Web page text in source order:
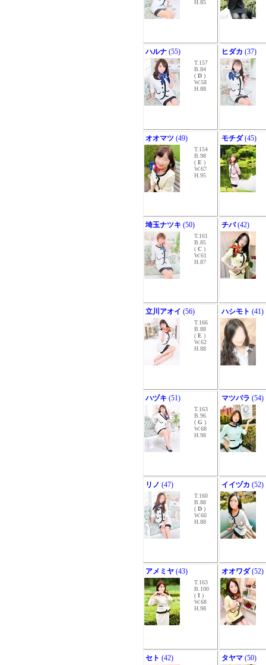
H.85
ハルナ (55)
T.157
B.84
( D )
W.58
H.88
ヒダカ (37)
オオマツ (49)
T.154
B.98
( E )
W.67
H.95
モチダ(45)
埼玉ナツキ (50)
T.161
B.85
( C )
W.61
H.87
チバ(42)
立川アオイ (56)
T.166
B.88
( E )
W.62
H.88
ハシモト (41)
ハヅキ (51)
T.163
B.96
( G )
W.68
H.98
マツバラ (54)
リノ (47)
T.160
B.88
( D )
W.60
H.88
イイヅカ (52)
アメミヤ (43)
T.163
B.100
( I )
W.68
H.98
オオワダ(52)
セト (42) タヤマ (50)